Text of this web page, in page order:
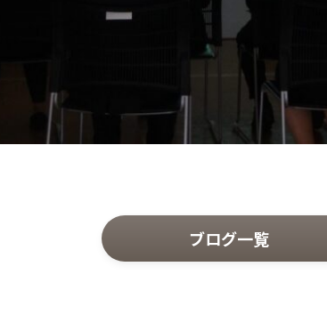
ブログ一覧